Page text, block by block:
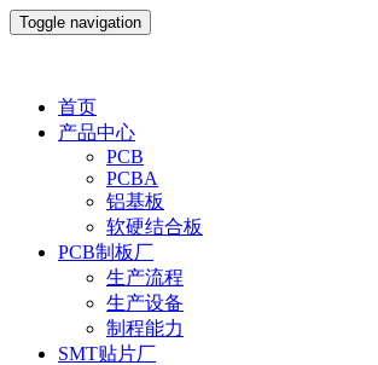
Toggle navigation
首页
产品中心
PCB
PCBA
铝基板
软硬结合板
PCB制板厂
生产流程
生产设备
制程能力
SMT贴片厂